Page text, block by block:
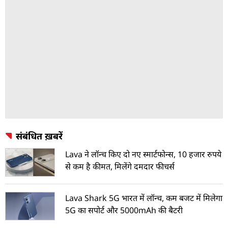
संबंधित ख़बरें
Lava ने लॉन्च किए दो नए स्मार्टफोन्स, 10 हजार रुपये
से कम है कीमत, मिलेंगे दमदार फीचर्स
Lava Shark 5G भारत में लॉन्च, कम बजट में मिलेगा
5G का सपोर्ट और 5000mAh की बैटरी